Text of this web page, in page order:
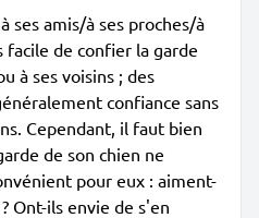
ses amis/à ses proches/à
facile de confier la garde
à ses voisins ; des
confiance sans
Cependant, il faut bien
de son chien ne
pour eux : aiment-
Ont-ils envie de s'en